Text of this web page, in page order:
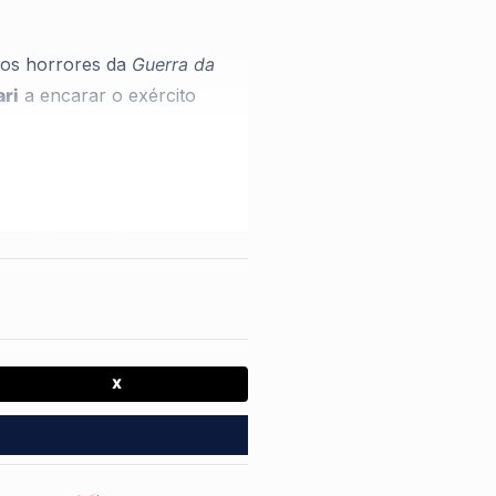
horrores da Guerra da
a encarar o exército
que pretende virar um
em exércitos estrangeiros.
X